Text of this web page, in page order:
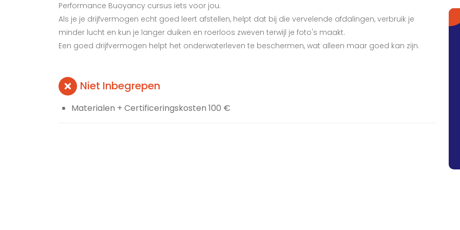
Performance Buoyancy cursus iets voor jou.
Als je je drijfvermogen echt goed leert afstellen, helpt dat bij die vervelende afdalingen, verbruik je
minder lucht en kun je langer duiken en roerloos zweven terwijl je foto's maakt.
Een goed drijfvermogen helpt het onderwaterleven te beschermen, wat alleen maar goed kan zijn.
Niet Inbegrepen
Materialen + Certificeringskosten 100 €